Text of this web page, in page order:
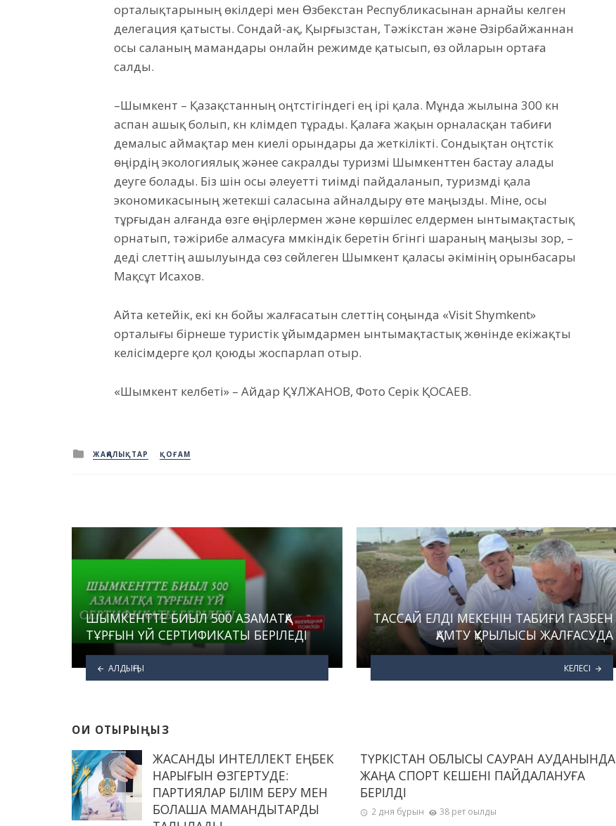
орталықтарының өкілдері мен Өзбекстан Республикасынан арнайы келген
делегация қатысты. Сондай-ақ, Қырғызстан, Тәжікстан және Әзірбайжаннан
осы саланың мамандары онлайн режимде қатысып, өз ойларын ортаға
салды.
–Шымкент – Қазақстанның оңтүстігіндегі ең ірі қала. Мұнда жылына 300 күн
аспан ашық болып, күн күлімдеп тұрады. Қалаға жақын орналасқан табиғи
демалыс аймақтар мен киелі орындары да жеткілікті. Сондықтан оңтүстік
өңірдің экологиялық жәнее сакралды туризмі Шымкенттен бастау алады
деуге болады. Біз үшін осы әлеуетті тиімді пайдаланып, туризмді қала
экономикасының жетекші саласына айналдыру өте маңызды. Міне, осы
тұрғыдан алғанда өзге өңірлермен және көршілес елдермен ынтымақтастық
орнатып, тәжірибе алмасуға мүмкіндік беретін бүгінгі шараның маңызы зор, –
деді слеттің ашылуында сөз сөйлеген Шымкент қаласы әкімінің орынбасары
Мақсұт Исахов.
Айта кетейік, екі күн бойы жалғасатын слеттің соңында «Visit Shymkent»
орталығы бірнеше туристік ұйымдармен ынтымақтастық жөнінде екіжақты
келісімдерге қол қоюды жоспарлап отыр.
«Шымкент келбеті» – Айдар ҚҰЛЖАНОВ, Фото Серік ҚОСАЕВ.
Posted
in
ЖАҢАЛЫҚТАР ҚОҒАМ
ШЫМКЕНТТЕ БИЫЛ 500 АЗАМАТҚА
ТҰРҒЫН ҮЙ СЕРТИФИКАТЫ БЕРІЛЕДІ
АЛДЫҢҒЫ
ТАССАЙ ЕЛДІ МЕКЕНІН ТАБИҒИ ГАЗБЕН
ҚАМТУ ҚҰРЫЛЫСЫ ЖАЛҒАСУДА
КЕЛЕСІ
ОҚИ ОТЫРЫҢЫЗ
ЖАСАНДЫ ИНТЕЛЛЕКТ ЕҢБЕК
НАРЫҒЫН ӨЗГЕРТУДЕ:
ПАРТИЯЛАР БІЛІМ БЕРУ МЕН
БОЛАШАҚ МАМАНДЫҚТАРДЫ
ТҮРКІСТАН ОБЛЫСЫ САУРАН АУДАНЫНДА
ЖАҢА СПОРТ КЕШЕНІ ПАЙДАЛАНУҒА
БЕРІЛДІ
2 дня бұрын 38 рет оқылды